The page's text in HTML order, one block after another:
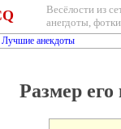
Весёлости из
анегдоты,
Лучшие анекдоты
Размер